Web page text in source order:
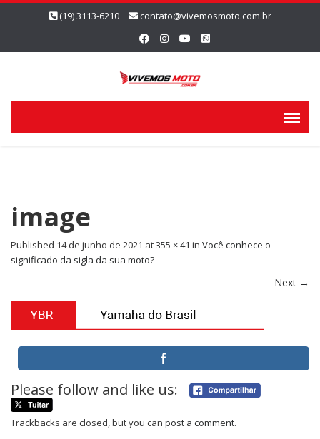
(19) 3113-6210 contato@vivemosmoto.com.br
image
Published 14 de junho de 2021 at355 × 41 in Você conhece o
significado da sigla da sua moto?
Next →
Please follow and like us:
Trackbacks are closed, but you can post a comment.